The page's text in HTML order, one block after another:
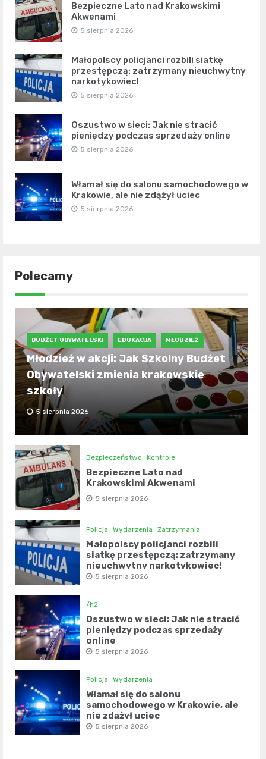
Bezpieczne Lato nad Krakowskimi
Akwenami
5 sierpnia 2026
Małopolscy policjanci rozbili siatkę
przestępczą: zatrzymany nieuchwytny
narkotykowiec!
5 sierpnia 2026
Oszustwo w sieci: Jak nie stracić
pieniędzy podczas sprzedaży online
5 sierpnia 2026
Włamał się do salonu samochodowego w
Krakowie, ale nie zdążył uciec
5 sierpnia 2026
Polecamy
BUDŻET OBYWATELSKI EDUKACJA MŁODZIEŻ
Młodzież w akcji: Jak Szkolny Budżet
Obywatelski zmienia krakowskie
szkoły
5 sierpnia 2026
Bezpieczeństwo Kontrole
Bezpieczne Lato nad
Krakowskimi Akwenami
5 sierpnia 2026
Policja Wydarzenia Zatrzymania
Małopolscy policjanci rozbili
siatkę przestępczą: zatrzymany
nieuchwytny narkotykowiec!
5 sierpnia 2026
/h2
Oszustwo w sieci: Jak nie stracić
pieniędzy podczas sprzedaży
online
5 sierpnia 2026
Policja Wydarzenia
Włamał się do salonu
samochodowego w Krakowie, ale
nie zdążył uciec
5 sierpnia 2026